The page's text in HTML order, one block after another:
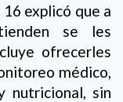
explicó que a
se les
ofrecerles
médico,
nutricional, sin